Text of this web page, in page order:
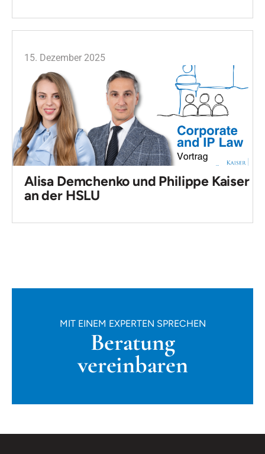
15. Dezember 2025
Alisa Demchenko und Philippe Kaiser
an der HSLU
MIT EINEM EXPERTEN SPRECHEN
Beratung
vereinbaren